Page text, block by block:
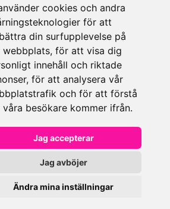
cookies och andra
för att
din surfupplevelse på
webbplats, för att visa dig
innehåll och riktade
för att analysera vår
och för att förstå
våra besökare kommer ifrån.
Jag accepterar
Jag avböjer
Ändra mina inställningar
KONTAKT
 +46 31 830 222
 info@accessiq.se

Magasinsgatan 35,
Kungsbacka
| All Rights Reserved | AccessiQ AB